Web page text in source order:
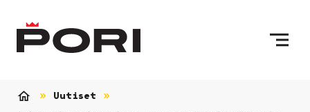
Uutiset